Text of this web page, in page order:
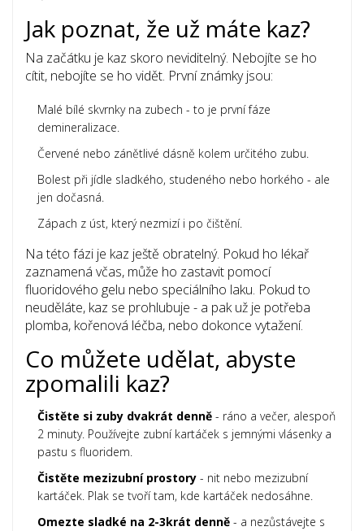
Jak poznat, že už máte kaz?
Na začátku je kaz skoro neviditelný. Nebojíte se ho
cítit, nebojíte se ho vidět. První známky jsou:
Malé bílé skvrnky na zubech - to je první fáze
demineralizace.
Červené nebo zánětlivé dásně kolem určitého zubu.
Bolest při jídle sladkého, studeného nebo horkého - ale
jen dočasná.
Zápach z úst, který nezmizí i po čištění.
Na této fázi je kaz ještě obratelný. Pokud ho lékař
zaznamená včas, může ho zastavit pomocí
fluoridového gelu nebo speciálního laku. Pokud to
neuděláte, kaz se prohlubuje - a pak už je potřeba
plomba, kořenová léčba, nebo dokonce vytažení.
Co můžete udělat, abyste
zpomalili kaz?
Čistěte si zuby dvakrát denně - ráno a večer, alespoň
2 minuty. Používejte zubní kartáček s jemnými vlásenky a
pastu s fluoridem.
Čistěte mezizubní prostory - nit nebo mezizubní
kartáček. Plak se tvoří tam, kde kartáček nedosáhne.
Omezte sladké na 2-3krát denně - a nezůstávejte s